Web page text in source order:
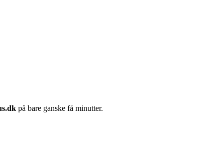
på bare ganske få minutter.